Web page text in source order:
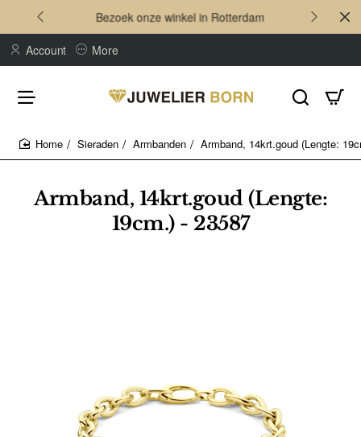
Bezoek onze winkel in Rotterdam
Account More
Armband, 14krt.goud (Lengte:
19cm.) - 23587
Sieraden Armbanden Armband, 14krt.goud (Lengte: